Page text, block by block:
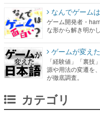
なんでゲーム
ゲーム開発者・
な形から解き明か
ゲームが変え
「経験値」「裏
源や用法の変遷を
が徹底調査。
カテゴリ